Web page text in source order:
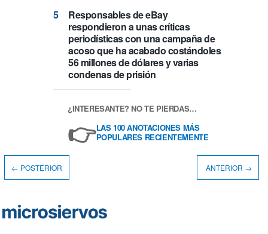
Responsables de eBay
respondieron a unas críticas
periodísticas con una campaña de
acoso que ha acabado costándoles
56 millones de dólares y varias
condenas de prisión
¿INTERESANTE? NO TE PIERDAS…
👉LAS 100 ANOTACIONES MÁS
POPULARES RECIENTEMENTE
← POSTERIOR ANTERIOR →